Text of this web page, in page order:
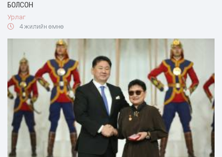
БОЛСОН
Урлаг
4 жилийн өмнө